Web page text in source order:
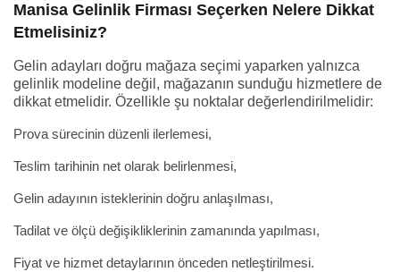
Manisa Gelinlik Firması Seçerken Nelere Dikkat
Etmelisiniz?
Gelin adayları doğru mağaza seçimi yaparken yalnızca
gelinlik modeline değil, mağazanın sunduğu hizmetlere de
dikkat etmelidir. Özellikle şu noktalar değerlendirilmelidir:
Prova sürecinin düzenli ilerlemesi,
Teslim tarihinin net olarak belirlenmesi,
Gelin adayının isteklerinin doğru anlaşılması,
Tadilat ve ölçü değişikliklerinin zamanında yapılması,
Fiyat ve hizmet detaylarının önceden netleştirilmesi.